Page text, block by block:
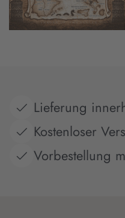
Lieferung
Kostenloser
Vorbestellung